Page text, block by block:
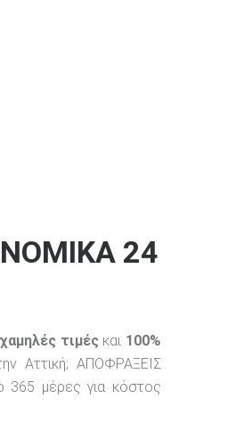
24
χαμηλές τιμές και 100%
Αττική; ΑΠΟΦΡΑΞΕΙΣ
μέρες για κόστος